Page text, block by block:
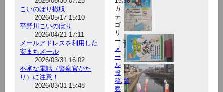
こいのぼり撤収
2026/05/17 15:10
平野川こいのぼり
2026/04/21 17:11
メールアドレスを利用した
安まちメール
2026/03/31 16:02
不審な電話（警察官かた
り）に注意！
2026/03/31 15:48
カ
テ
ゴ
リ
ー：
メ
ー
ル
投
稿 警
察